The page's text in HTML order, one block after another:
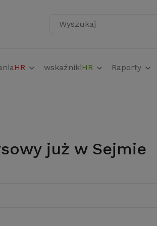
Wyszukaj
HR wskaźnikiHR Raporty
już w Sejmie